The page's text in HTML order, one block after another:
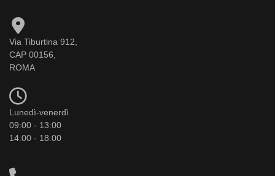
Via Tiburtina 912,
CAP 00156,
ROMA
Lunedì-venerdì
09:00 - 13:00
14:00 - 18:00